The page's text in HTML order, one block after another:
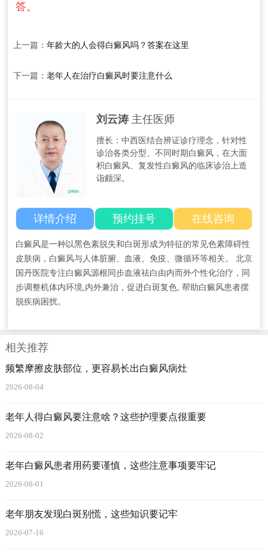
答。
上一篇： 年龄大的人会得白癜风吗？答案在这里
下一篇： 老年人在治疗白癜风时要注意什么
刘云涛 主任医师
擅长：中西医结合辨证诊疗理念，针对性
诊治各类分型、不同时期白癜风，在大面
积白癜风、复发性白癜风的临床诊治上造
诣颇深。
详情介绍 预约挂号 在线咨询
白癜风是一种以黑色素脱失和白斑形成为特征的常见色素障碍性
皮肤病，白癜风与人体脏腑、血液、免疫、微循环等相关。 北京
国丹医院专注白癜风源根同步血液祛白由内而外个性化治疗，同
步调整机体内环境,内外兼治，促进白斑复色, 帮助白癜风患者摆
脱疾病困扰。
相关推荐
频繁摩擦皮肤部位，更容易长出白癜风病灶
2026-08-04
老年人得白癜风要注意啥？这些护理要点很重要
2026-08-02
老年白癜风患者用药要谨慎，这些注意事项要牢记
2026-08-01
老年朋友发现白斑别慌，这些知识要记牢
2026-07-16